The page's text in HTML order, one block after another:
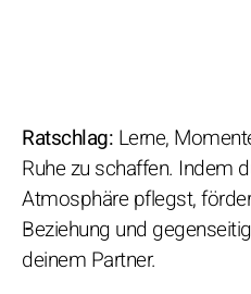
Ratschlag: Lerne,
Ruhe zu schaffen. Indem
Atmosphäre pflegst,
Beziehung und
deinem Partner.